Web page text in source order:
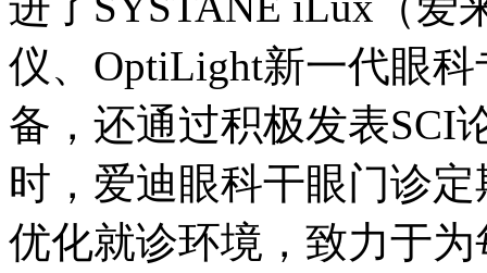
仪、OptiLight新一代眼
备，还通过积极发表SCI
时，爱迪眼科干眼门诊
优化就诊环境，致力于